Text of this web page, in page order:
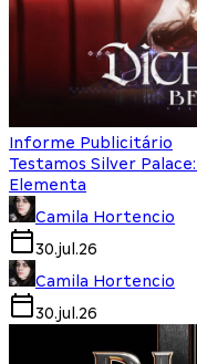
Informe Publicitário
Testamos Silver
Elementa
Camila Hortencio
30.jul.26
Camila Hortencio
30.jul.26